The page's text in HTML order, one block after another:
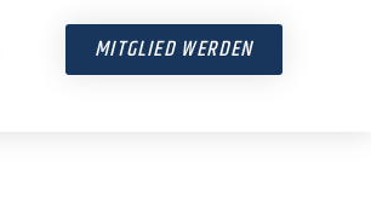
MITGLIED WERDEN